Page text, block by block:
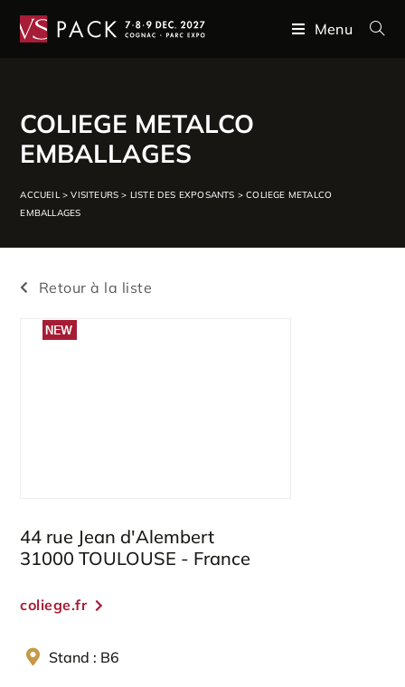
Menu
COLIEGE METALCO
EMBALLAGES
ACCUEIL>VISITEURS > LISTE DES EXPOSANTS >COLIEGE METALCO
EMBALLAGES
Retour à la liste
44 rue Jean d'Alembert
31000 TOULOUSE - France
coliege.fr
Stand : B6